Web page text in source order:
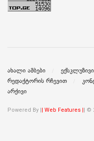
ახალი ამბები ექსკლუზივი
რედაქტორის რჩევით
არქივი
Powered By || Web Features || ©